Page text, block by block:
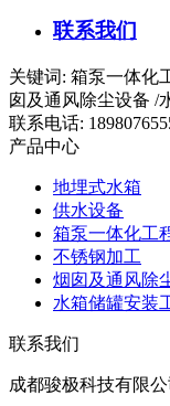
联系我们
关键词: 箱泵一体化
囱及通风除尘设备 /
联系电话:
产品中心
地埋式水箱
供水设备
箱泵一体化工
不锈钢加工
烟囱及通风除
水箱储罐安装
联系我们
成都骏极科技有限公